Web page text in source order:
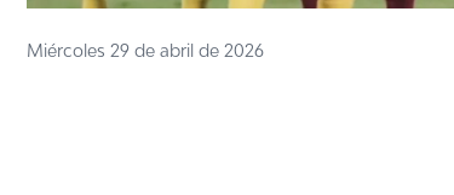
Miércoles 29 de abril de 2026